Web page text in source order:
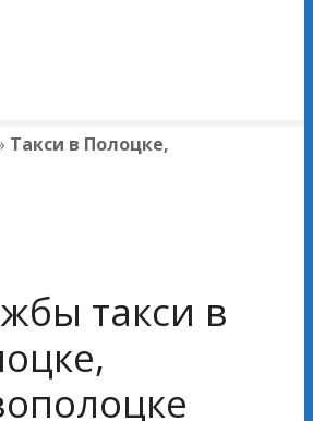
Такси в Полоцке,
такси в